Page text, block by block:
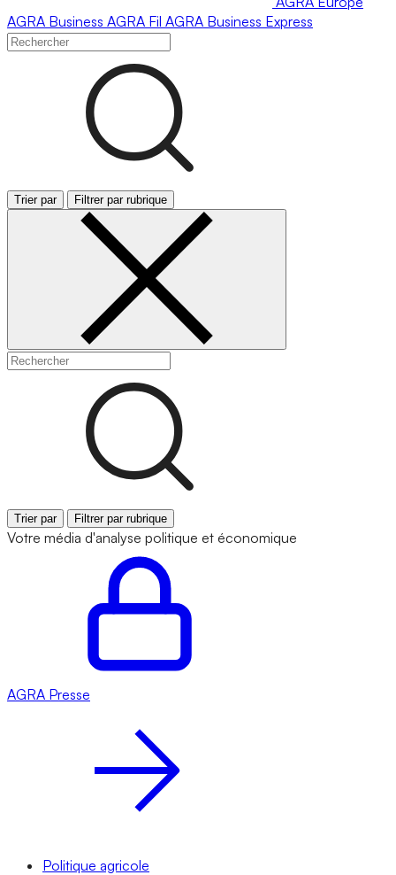
AGRA Business AGRA Fil AGRA Business Express
Trier par Filtrer par rubrique
Trier par Filtrer par rubrique
Votre média d'analyse politique et économique
AGRA Presse
Politique agricole